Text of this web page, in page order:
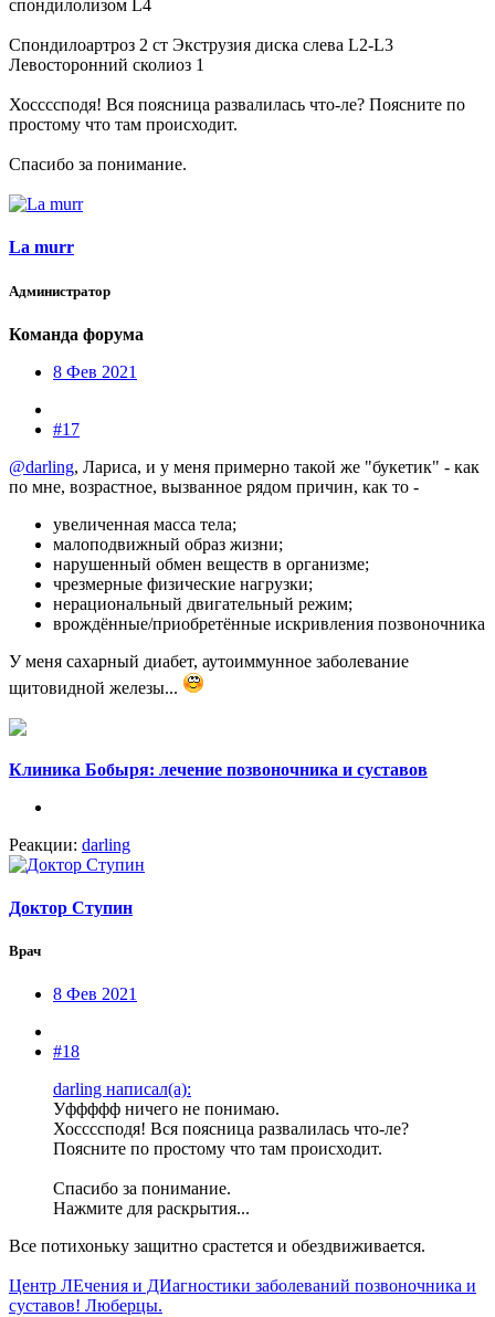
спондилолизом L4
Спондилоартроз 2 ст Экструзия диска слева L2-L3
Левосторонний сколиоз 1
Хоссссподя! Вся поясница развалилась что-ле? Поясните по
простому что там происходит.
Спасибо за понимание.
La murr
Администратор
Команда форума
8 Фев 2021
#17
@darling, Лариса, и у меня примерно такой же "букетик" - как
по мне, возрастное, вызванное рядом причин, как то -
увеличенная масса тела;
малоподвижный образ жизни;
нарушенный обмен веществ в организме;
чрезмерные физические нагрузки;
нерациональный двигательный режим;
врождённые/приобретённые искривления позвоночника
У меня сахарный диабет, аутоиммунное заболевание
щитовидной железы...
Клиника Бобыря: лечение позвоночника и суставов
Реакции: darling
Доктор Ступин
Врач
8 Фев 2021
#18
darling написал(а):
Уффффф ничего не понимаю.
Хоссссподя! Вся поясница развалилась что-ле?
Поясните по простому что там происходит.
Спасибо за понимание.
Нажмите для раскрытия...
Все потихоньку защитно срастется и обездвиживается.
Центр ЛЕчения и ДИагностики заболеваний позвоночника и
суставов! Люберцы.